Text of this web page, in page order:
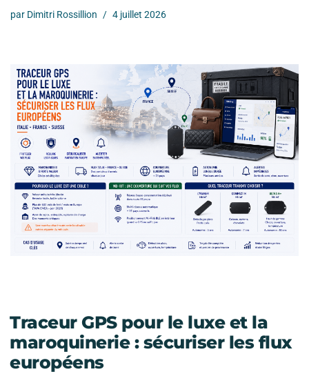
par Dimitri Rossillion 4 juillet 2026
Traceur GPS pour le luxe et la
maroquinerie : sécuriser les flux
européens